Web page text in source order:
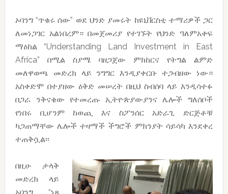
ኦባንግ “ጥቁሩ ሰው” ወደ ህንድ ያመሩት ከዩኒቨርስቲ ተማሪዎች ጋር
ለመነጋገር አልነበረም። በመጀመሪያ የተገኙት የህንድ ዓለምአቀፍ
ማዕከል “Understanding Land Investment in East
Africa” በሚል ስያሜ ባዘጋጀው ምክከርና የትግል ልምድ
መለዋወጫ መድረክ ላይ ንግግር እንዲያቀርቡ ተጋብዘው ነው።
አስቀድሞ በተያዘው ዕቅድ መሠረት በዚህ ስብሰባ ላይ እንዲሳተፉ
በጋራ ንቅናቄው የተመረጡ ኢትዮጵያውያንና ሌሎች ግለሰቦች
የነበሩ ቢሆንም ከወጪ እና ስፖንሰር አድራጊ ድርጅቶቹ
ካጋጠማቸው ሌሎች ተዛማች ችግሮች ምክንያት ሳይሳካ እንደቀረ
ተጠቅሷል፡፡
በዚሁ ታላቅ
መድረክ ላይ